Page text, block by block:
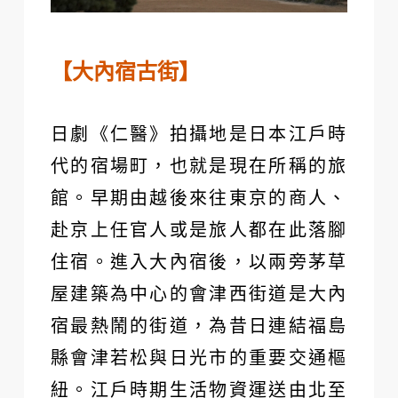
【大內宿古街】
日劇《仁醫》拍攝地是日本江戶時
代的宿場町，也就是現在所稱的旅
館。早期由越後來往東京的商人、
赴京上任官人或是旅人都在此落腳
住宿。進入大內宿後，以兩旁茅草
屋建築為中心的會津西街道是大內
宿最熱鬧的街道，為昔日連結福島
縣會津若松與日光市的重要交通樞
紐。江戶時期生活物資運送由北至